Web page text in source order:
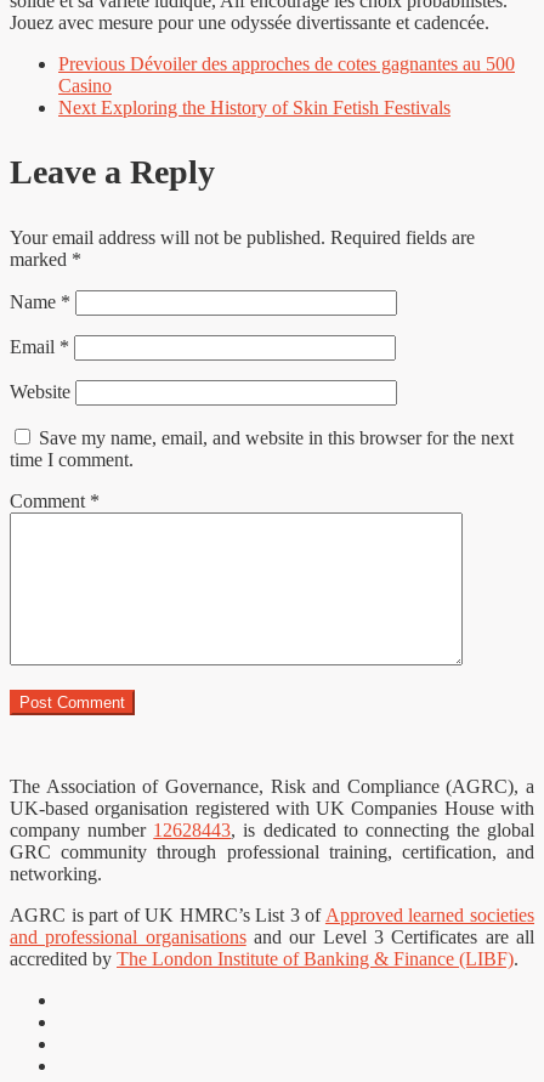
Jouez avec mesure pour une odyssée divertissante et cadencée.
Previous Dévoiler des approches de cotes gagnantes au 500
Casino
Next Exploring the History of Skin Fetish Festivals
Leave a Reply
Your email address will not be published. Required fields are
marked *
Name *
Email *
Website
Save my name, email, and website in this browser for the next
time I comment.
Comment *
The Association of Governance, Risk and Compliance (AGRC), a
UK-based organisation registered with UK Companies House with
company number 12628443, is dedicated to connecting the global
GRC community through professional training, certification, and
networking.
AGRC is part of UK HMRC’s List 3 of Approved learned societies
and professional organisationsand our Level 3 Certificates are all
accredited by The London Institute of Banking & Finance (LIBF).